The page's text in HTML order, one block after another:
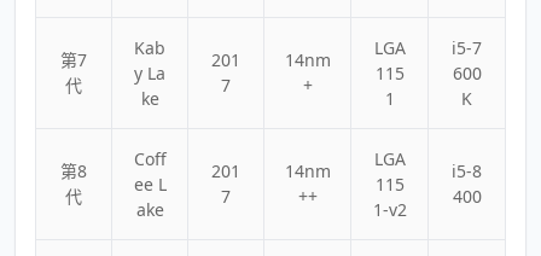
第7
代
Kab
y La
ke
201
7
14nm
+
LGA
115
1
i5-7
600
K
第8
代
Coff
ee L
ake
201
7
14nm
++
LGA
115
1-v2
i5-8
400